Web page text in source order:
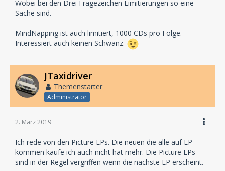
Wobei bei den Drei Fragezeichen Limitierungen so eine
Sache sind.
MindNapping ist auch limitiert, 1000 CDs pro Folge.
Interessiert auch keinen Schwanz.
JTaxidriver
Themenstarter
Administrator
2. März 2019
Ich rede von den Picture LPs. Die neuen die alle auf LP
kommen kaufe ich auch nicht hat mehr. Die Picture LPs
sind in der Regel vergriffen wenn die nächste LP erscheint.